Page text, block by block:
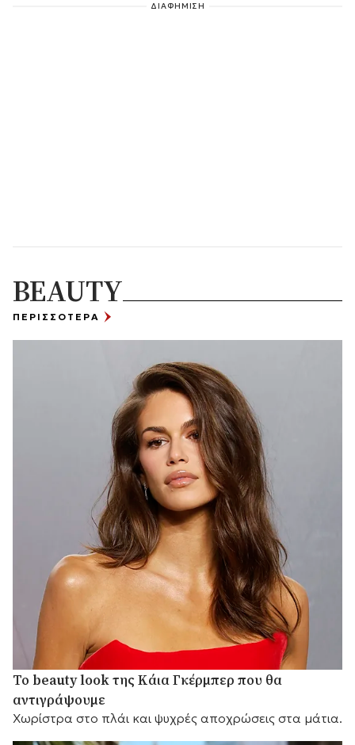
ΔΙΑΦΗΜΙΣΗ
BEAUTY
ΠΕΡΙΣΣΟΤΕΡΑ
Το beauty look της Κάια Γκέρμπερ που θα
αντιγράψουμε
Χωρίστρα στο πλάι και ψυχρές αποχρώσεις στα μάτια.